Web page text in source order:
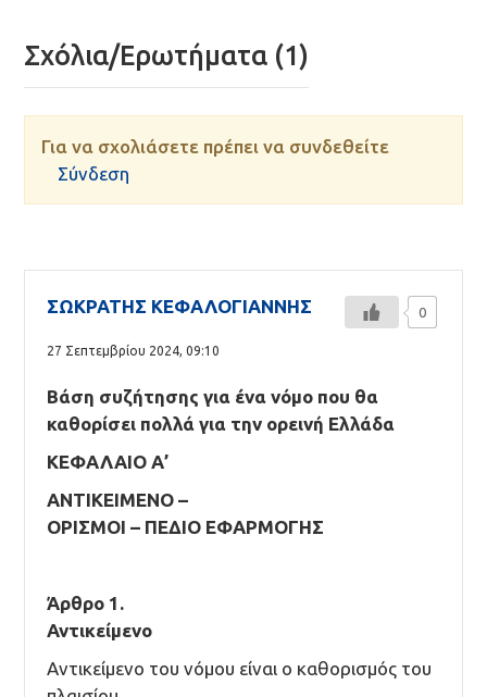
Σχόλια/Ερωτήματα (1)
Για να σχολιάσετε πρέπει να συνδεθείτε
Σύνδεση
ΣΩΚΡΑΤΗΣ ΚΕΦΑΛΟΓΙΑΝΝΗΣ
27 Σεπτεμβρίου 2024,09:10
Βάση συζήτησης για ένα νόμο που θα
καθορίσει πολλά για την ορεινή Ελλάδα
ΚΕΦΑΛΑΙΟ Α’
ΑΝΤΙΚΕΙΜΕΝΟ –
ΟΡΙΣΜΟΙ – ΠΕΔΙΟ ΕΦΑΡΜΟΓΗΣ
Άρθρο 1.
Αντικείμενο
Αντικείμενο του νόμου είναι ο καθορισμός του
0